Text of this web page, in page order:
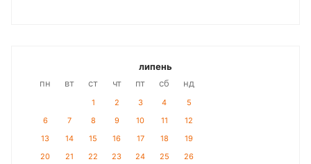
липень
пн
вт ст чт пт сб нд
1 2 3 4
5
6
7 8 9 10 11
12
13
14 15 16 17 18
19
20
21 22 23 24 25
26